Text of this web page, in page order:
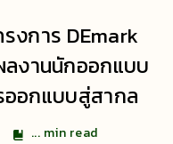
งการ DEmark
งานนักออกแบบ
อกแบบสู่สากล
... min read